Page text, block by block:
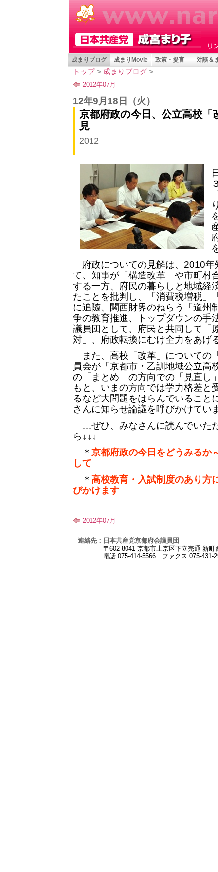
成まりブログ 成まりMovie 政策・提言 対談＆
トップ> 成まりブログ >
2012年07月
12年9月18日 （火）
京都府政の今日、公立高校「
見
2012
府政についての見解は、2010年
て、知事が「構造改革」や市町村
する一方、府民の暮らしと地域経
たことを批判し、「消費税増税」
に追随、関西財界のねらう「道州
争の教育推進、トップダウンの手
議員団として、府民と共同して「
対」、府政転換にむけ全力をあげ
また、高校「改革」についての
員会が「京都市・乙訓地域公立高
の「まとめ」の方向での「見直し
もと、いまの方向では学力格差と
るなど大問題をはらんでいること
さんに知らせ論議を呼びかけてい
…ぜひ、みなさんに読んでいた
ら↓↓↓
＊ 京都府政の今日をどうみるか
して
＊ 高校教育・入試制度のあり方
びかけます
2012年07月
連絡先：日本共産党京都府会議員団
〒602-8041 京都市上京区下立売通 新町
電話 075-414-5566
ファクス 075-431-